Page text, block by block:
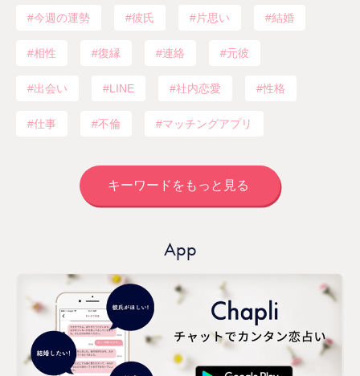
今週の運勢 彼氏 片思い 結婚
相性 復縁 連絡 元彼
出会い LINE 社内恋愛 性格
仕事 不倫 マッチングアプリ
キーワードをもっと見る
App